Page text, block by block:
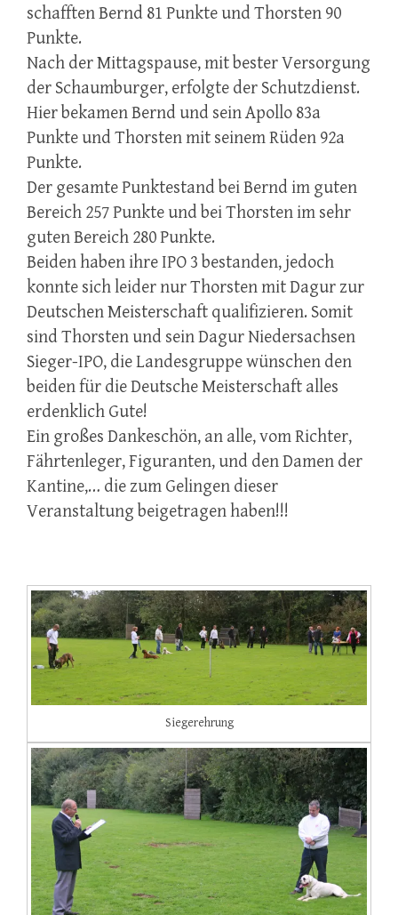
schafften Bernd 81 Punkte und Thorsten 90
Punkte.
Nach der Mittagspause, mit bester Versorgung
der Schaumburger, erfolgte der Schutzdienst.
Hier bekamen Bernd und sein Apollo 83a
Punkte und Thorsten mit seinem Rüden 92a
Punkte.
Der gesamte Punktestand bei Bernd im guten
Bereich 257 Punkte und bei Thorsten im sehr
guten Bereich 280 Punkte.
Beiden haben ihre IPO 3 bestanden, jedoch
konnte sich leider nur Thorsten mit Dagur zur
Deutschen Meisterschaft qualifizieren. Somit
sind Thorsten und sein Dagur Niedersachsen
Sieger-IPO, die Landesgruppe wünschen den
beiden für die Deutsche Meisterschaft alles
erdenklich Gute!
Ein großes Dankeschön, an alle, vom Richter,
Fährtenleger, Figuranten, und den Damen der
Kantine,… die zum Gelingen dieser
Veranstaltung beigetragen haben!!!
Siegerehrung